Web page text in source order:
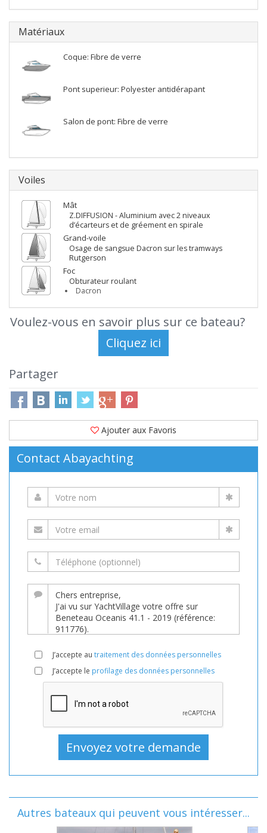
Matériaux
Coque: Fibre de verre
Pont superieur: Polyester antidérapant
Salon de pont: Fibre de verre
Voiles
Mât
Z.DIFFUSION - Aluminium avec 2 niveaux
d’écarteurs et de gréement en spirale
Grand-voile
Osage de sangsue Dacron sur les tramways
Rutgerson
Foc
Obturateur roulant
Dacron
Voulez-vous en savoir plus sur ce bateau?
Partager
Ajouter aux Favoris
Contact Abayachting
J’accepte au traitement des données personnelles
J’accepte le profilage des données personnelles
Autres bateaux qui peuvent vous intéresser...